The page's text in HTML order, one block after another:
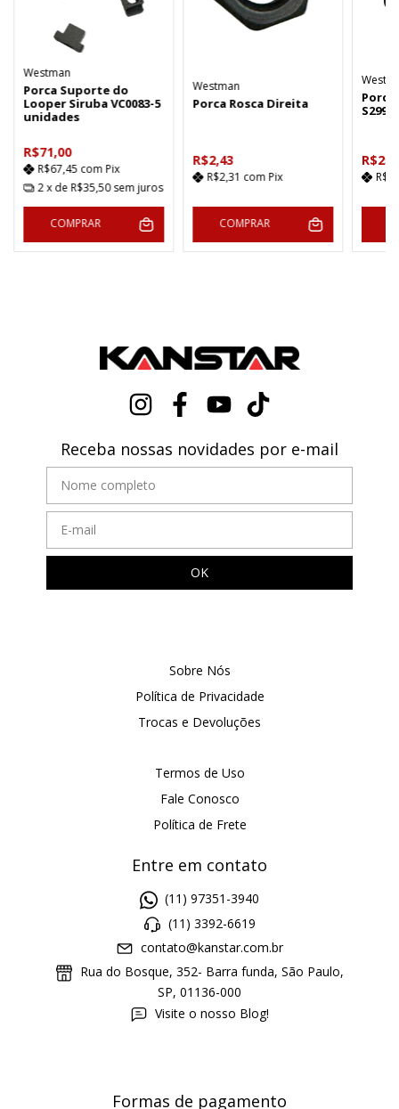
Westman
Porca Suporte do
Looper Siruba VC0083-5
unidades
R$71,00
R$67,45 com Pix
2x de R$35,50 sem juros
COMPRAR
Westman
Porca Rosca Direita
R$2,43
R$2,31 com Pix
COMPRAR
S299
Receba nossas novidades por e-mail
Sobre Nós
Política de Privacidade
Trocas e Devoluções
Termos de Uso
Fale Conosco
Política de Frete
Entre em contato
(11) 97351-3940
(11) 3392-6619
contato@kanstar.com.br
Rua do Bosque, 352- Barra funda, São Paulo,
SP, 01136-000
Visite o nosso Blog!
Formas de pagamento